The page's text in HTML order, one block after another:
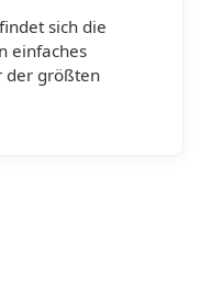
sich die
einfaches
der größten